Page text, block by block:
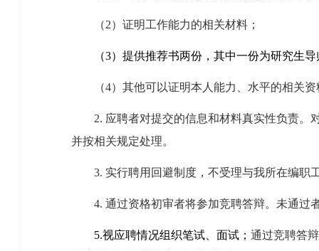
（2） 证明工作能力的相关材料；
（3） 提供推荐书两份，其中一份为研究生
（4） 其他可以证明本人能力、水平的相关
2. 应聘者对提交的信息和材料真实性负责。
并按相关规定处理。
3. 实行聘用回避制度，不受理与我所在编职
4. 通过资格初审者将参加竞聘答辩。未通过
5.视应聘情况组织笔试、面试； 通过竞聘答